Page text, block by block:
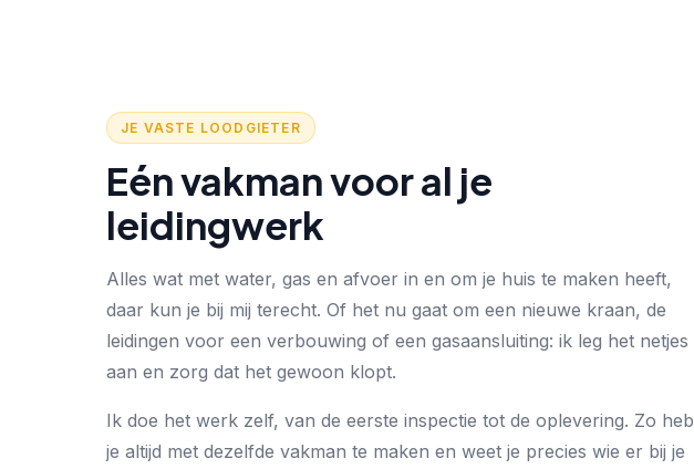
JE VASTE LOODGIETER
Eén vakman voor al je
leidingwerk
Alles wat met water, gas en afvoer in en om je huis te maken heeft,
daar kun je bij mij terecht. Of het nu gaat om een nieuwe kraan, de
leidingen voor een verbouwing of een gasaansluiting: ik leg het netjes
aan en zorg dat het gewoon klopt.
Ik doe het werk zelf, van de eerste inspectie tot de oplevering. Zo heb
je altijd met dezelfde vakman te maken en weet je precies wie er bij je